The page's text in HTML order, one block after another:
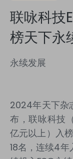
联咏科技
榜天下永
永续发展
2024年天下杂
布，联咏科技（
亿元以上）入
18名，连续4年